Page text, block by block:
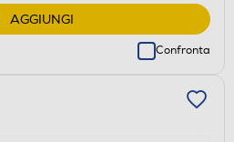
AGGIUNGI
Confronta